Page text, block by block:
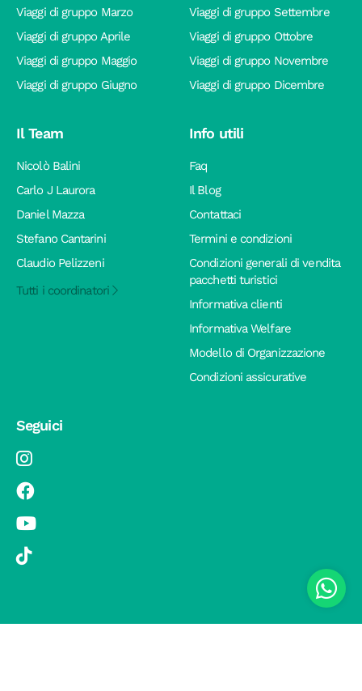
Viaggi di gruppo Marzo
Viaggi di gruppo Aprile
Viaggi di gruppo Maggio
Viaggi di gruppo Giugno
Viaggi di gruppo Settembre
Viaggi di gruppo Ottobre
Viaggi di gruppo Novembre
Viaggi di gruppo Dicembre
Il Team
Nicolò Balini
Carlo J Laurora
Daniel Mazza
Stefano Cantarini
Claudio Pelizzeni
Tutti i coordinatori
Info utili
Faq
Il Blog
Contattaci
Termini e condizioni
Condizioni generali di vendita
pacchetti turistici
Informativa clienti
Informativa Welfare
Modello di Organizzazione
Condizioni assicurative
Seguici